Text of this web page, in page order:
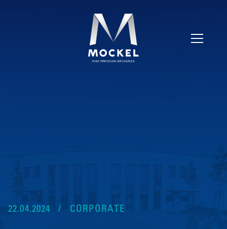
22.04.2024 CORPORATE